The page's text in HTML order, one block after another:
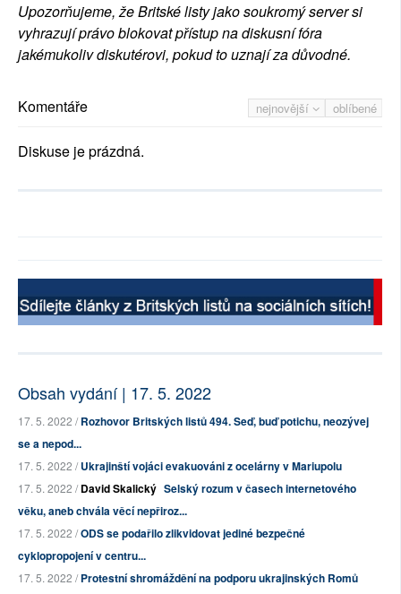
Upozorňujeme, že Britské listy jako soukromý server si
vyhrazují právo blokovat přístup na diskusní fóra
jakémukoliv diskutérovi, pokud to uznají za důvodné.
nejnovější oblíbené
Komentáře
Diskuse je prázdná.
Obsah vydání | 17. 5. 2022
17. 5. 2022 /Rozhovor Britských listů 494. Seď, buď potichu, neozývej
se a nepod...
17. 5. 2022 /Ukrajinští vojáci evakuováni z ocelárny v Mariupolu
17. 5. 2022 /David Skalický Selský rozum v časech internetového
věku, aneb chvála věcí nepřiroz...
17. 5. 2022 /ODS se podařilo zlikvidovat jediné bezpečné
cyklopropojení v centru...
17. 5. 2022 /Protestní shromáždění na podporu ukrajinských Romů